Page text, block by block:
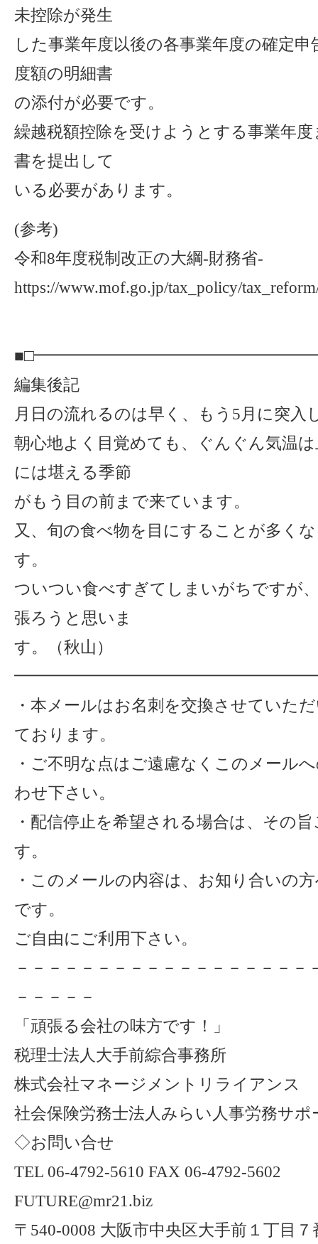
未控除が発生
した事業年度以後の各事業年度の確定
度額の明細書
の添付が必要です。
繰越税額控除を受けようとする事業年
書を提出して
いる必要があります。
(参考)
令和8年度税制改正の大綱-財務省-
https://www.mof.go.jp/tax_policy/
編集後記
月日の流れるのは早く、もう5月に突入
朝心地よく目覚めても、ぐんぐん気温
には堪える季節
がもう目の前まで来ています。
又、旬の食べ物を目にすることが多く
す。
ついつい食べすぎてしまいがちですが
張ろうと思いま
す。（秋山）
・本メールはお名刺を交換させていた
ております。
・ご不明な点はご遠慮なくこのメール
わせ下さい。
・配信停止を希望される場合は、その
す。
・このメールの内容は、お知り合いの
です。
ご自由にご利用下さい。
－－－－－－－－－－－－－－－－－－
－－－－－
「頑張る会社の味方です！」
税理士法人大手前綜合事務所
株式会社マネージメントリライアンス
社会保険労務士法人みらい人事労務サポ
◇お問い合せ
TEL 06-4792-5610 FAX 06-4792-5602
FUTURE@mr21.biz
〒540-0008 大阪市中央区大手前１丁目